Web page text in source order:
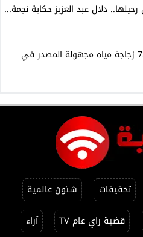
دلال عبد العزيز حكاية نجمة...
ضبط 7200 زجاجة مياه مجهولة المصدر في
تحقيقات
شئون عالمية
قضية راي عام TV آراء